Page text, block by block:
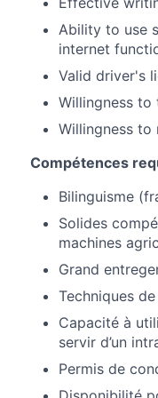
Ability to use
internet
Valid driver's
Willingness to
Willingness
Compétences
Bilinguisme
Solides
machines
Grand
Techniques
Capacité à
servir d’un
Permis de